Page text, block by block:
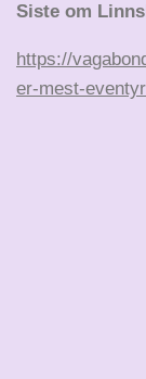
Siste om
https://
er-mest-